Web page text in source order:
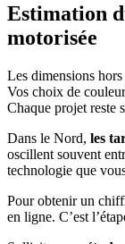
Estimation
motorisée
Les dimensions
Vos choix de
Chaque projet reste
Dans le Nord, les
oscillent souvent
technologie que
Pour obtenir un
en ligne. C’est